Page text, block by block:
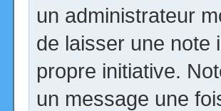
un administrateur
de laisser une note
propre initiative.
un message une